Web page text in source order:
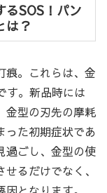
るSOS！パン
は？
痕。これらは、金
す。新品時には
金型の刃先の摩耗
った初期症状であ
過ごし、金型の使
るだけでなく、
となります。